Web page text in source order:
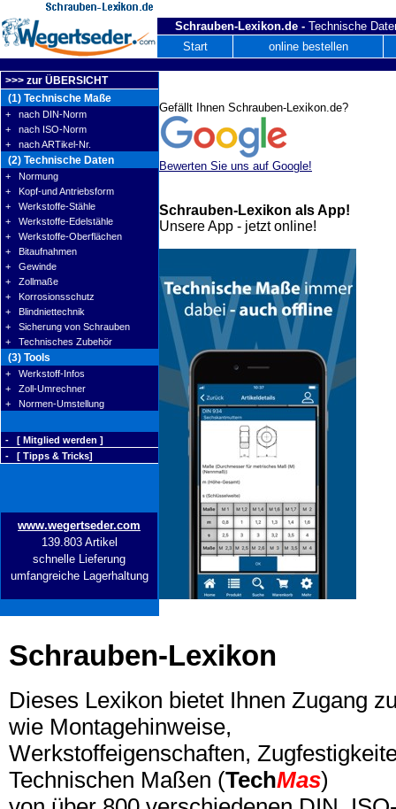
Schrauben-Lexikon.de - Technische
Start
online bestellen
>>> zur ÜBERSICHT
(1) Technische Maße
+ nach DIN-Norm
+ nach ISO-Norm
+ nach ARTikel-Nr.
(2) Technische Daten
+ Normung
+ Kopf-und Antriebsform
+ Werkstoffe-Stähle
+ Werkstoffe-Edelstähle
+ Werkstoffe-Oberflächen
+ Bitaufnahmen
+ Gewinde
+ Zollmaße
+ Korrosionsschutz
+ Blindniettechnik
+ Sicherung von Schrauben
+ Technisches Zubehör
(3) Tools
+ Werkstoff-Infos
+ Zoll-Umrechner
+ Normen-Umstellung
- [ Mitglied werden ]
- [ Tipps & Tricks]
www.wegertseder.com
139.803 Artikel
schnelle Lieferung
umfangreiche Lagerhaltung
Schrauben-Lexikon
Dieses Lexikon bietet Ihnen Zugang
wie Montagehinweise,
Werkstoffeigenschaften,
Technischen Maßen (TechMas)
Gefällt Ihnen Schrauben-Lexikon.de?
Bewerten Sie uns auf Google!
Schrauben-Lexikon als App!
Unsere App - jetzt online!